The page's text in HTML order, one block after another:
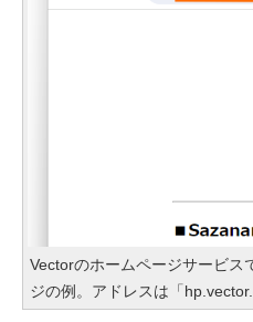
Vectorのホームページサービス
ジの例。アドレスは「